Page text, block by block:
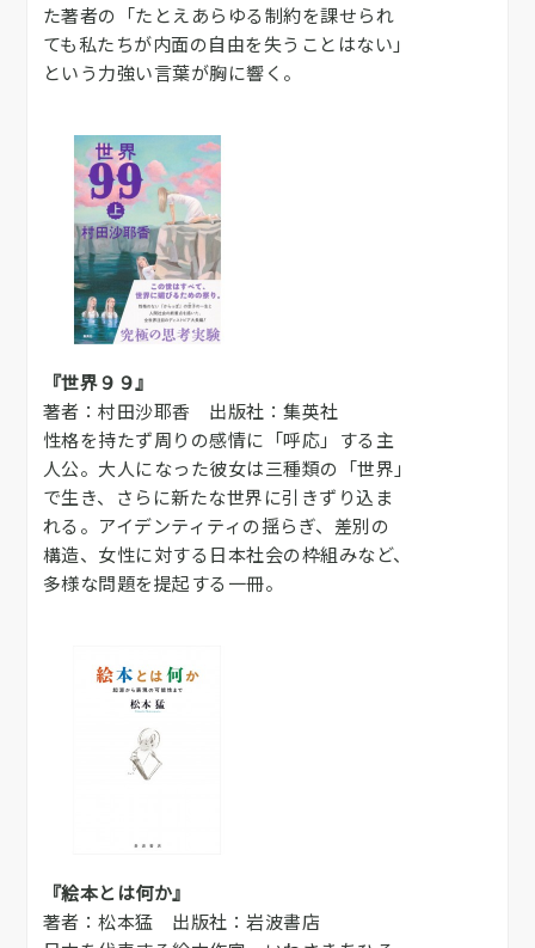
た著者の「たとえあらゆる制約を課せられ
ても私たちが内面の自由を失うことはない」
という力強い言葉が胸に響く。
『世界９９』
著者：村田沙耶香 出版社：集英社
性格を持たず周りの感情に「呼応」する主
人公。大人になった彼女は三種類の「世界」
で生き、さらに新たな世界に引きずり込ま
れる。アイデンティティの揺らぎ、差別の
構造、女性に対する日本社会の枠組みなど、
多様な問題を提起する一冊。
『絵本とは何か』
著者：松本猛 出版社：岩波書店